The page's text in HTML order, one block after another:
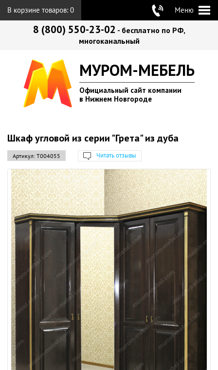
В корзине товаров: 0 Меню
8 (800) 550-23-02 - бесплатно по РФ,
многоканальный
МУРОМ-МЕБЕЛЬ
Официальный сайт компании
в Нижнем Новгороде
Шкаф угловой из серии "Грета" из дуба
Артикул: Т004055 Читать отзывы